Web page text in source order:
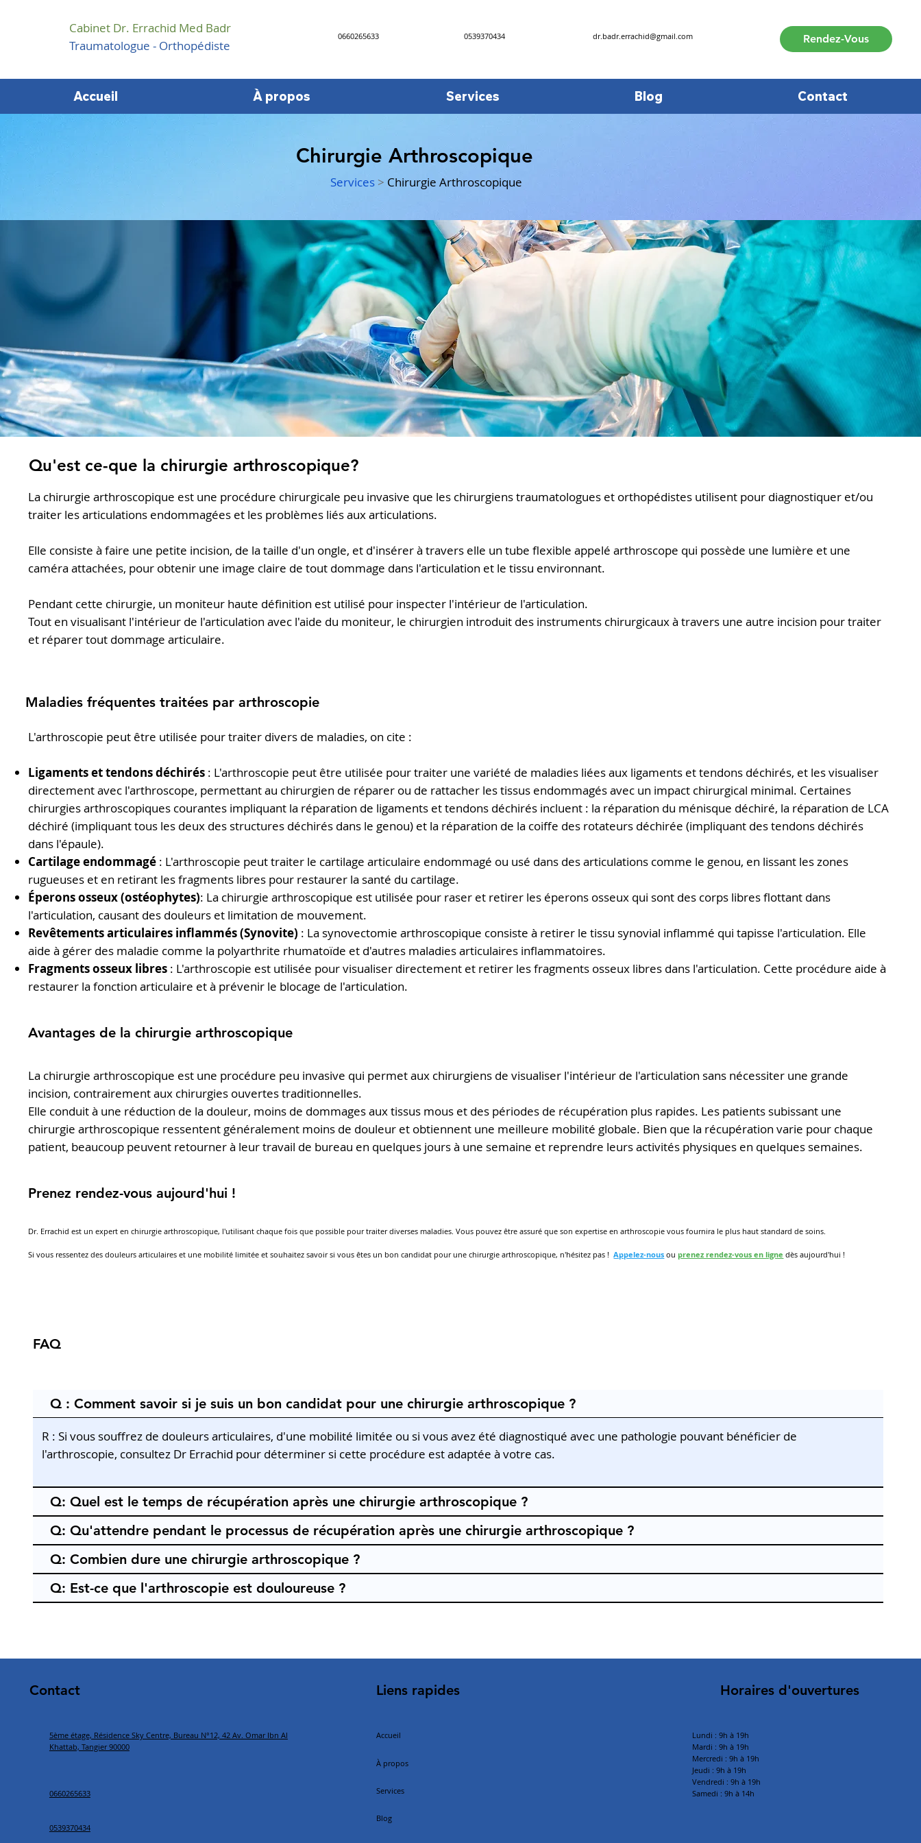
Cabinet Dr. Errachid Med Badr
Traumatologue - Orthopédiste
Accueil À propos Services Blog Contact
Rendez-Vous
0660265633 0539370434 dr.badr.errachid@gmail.com
Chirurgie Arthroscopique
Services > Chirurgie Arthroscopique
Qu'est ce-que la chirurgie arthroscopique?
La chirurgie arthroscopique est une procédure chirurgicale peu invasive que les chirurgiens traumatologues et orthopédistes utilisent pour diagnostiquer et/ou
traiter les articulations endommagées et les problèmes liés aux articulations.
Elle consiste à faire une petite incision, de la taille d'un ongle, et d'insérer à travers elle un tube flexible appelé arthroscope qui possède une lumière et une
caméra attachées, pour obtenir une image claire de tout dommage dans l'articulation et le tissu environnant.
Pendant cette chirurgie, un moniteur haute définition est utilisé pour inspecter l'intérieur de l'articulation.
Tout en visualisant l'intérieur de l'articulation avec l'aide du moniteur, le chirurgien introduit des instruments chirurgicaux à travers une autre incision pour traiter
et réparer tout dommage articulaire.
Maladies fréquentes traitées par arthroscopie
L'arthroscopie peut être utilisée pour traiter divers de maladies, on cite :
Ligaments et tendons déchirés : L'arthroscopie peut être utilisée pour traiter une variété de maladies liées aux ligaments et tendons déchirés, et les visualiser
directement avec l'arthroscope, permettant au chirurgien de réparer ou de rattacher les tissus endommagés avec un impact chirurgical minimal. Certaines
chirurgies arthroscopiques courantes impliquant la réparation de ligaments et tendons déchirés incluent : la réparation du ménisque déchiré, la réparation de LCA
déchiré (impliquant tous les deux des structures déchirés dans le genou) et la réparation de la coiffe des rotateurs déchirée (impliquant des tendons déchirés
dans l'épaule).
Cartilage endommagé : L'arthroscopie peut traiter le cartilage articulaire endommagé ou usé dans des articulations comme le genou, en lissant les zones
rugueuses et en retirant les fragments libres pour restaurer la santé du cartilage.
Éperons osseux (ostéophytes): La chirurgie arthroscopique est utilisée pour raser et retirer les éperons osseux qui sont des corps libres flottant dans
l'articulation, causant des douleurs et limitation de mouvement.
Revêtements articulaires inflammés (Synovite) : La synovectomie arthroscopique consiste à retirer le tissu synovial inflammé qui tapisse l'articulation. Elle
aide à gérer des maladie comme la polyarthrite rhumatoïde et d'autres maladies articulaires inflammatoires.
Fragments osseux libres : L'arthroscopie est utilisée pour visualiser directement et retirer les fragments osseux libres dans l'articulation. Cette procédure aide à
restaurer la fonction articulaire et à prévenir le blocage de l'articulation.
Avantages de la chirurgie arthroscopique
La chirurgie arthroscopique est une procédure peu invasive qui permet aux chirurgiens de visualiser l'intérieur de l'articulation sans nécessiter une grande
incision, contrairement aux chirurgies ouvertes traditionnelles.
Elle conduit à une réduction de la douleur, moins de dommages aux tissus mous et des périodes de récupération plus rapides. Les patients subissant une
chirurgie arthroscopique ressentent généralement moins de douleur et obtiennent une meilleure mobilité globale. Bien que la récupération varie pour chaque
patient, beaucoup peuvent retourner à leur travail de bureau en quelques jours à une semaine et reprendre leurs activités physiques en quelques semaines.
Prenez rendez-vous aujourd'hui !
Dr. Errachid est un expert en chirurgie arthroscopique, l'utilisant chaque fois que possible pour traiter diverses maladies. Vous pouvez être assuré que son expertise en arthroscopie vous fournira le plus haut standard de soins.
Si vous ressentez des douleurs articulaires et une mobilité limitée et souhaitez savoir si vous êtes un bon candidat pour une chirurgie arthroscopique, n'hésitez pas !Appelez-nous ouprenez rendez-vous en ligne dès aujourd'hui !
Q : Comment savoir si je suis un bon candidat pour une chirurgie arthroscopique ?
R : Si vous souffrez de douleurs articulaires, d'une mobilité limitée ou si vous avez été diagnostiqué avec une pathologie pouvant bénéficier de
l'arthroscopie, consultez Dr Errachid pour déterminer si cette procédure est adaptée à votre cas.
Q: Quel est le temps de récupération après une chirurgie arthroscopique ?
Q: Qu'attendre pendant le processus de récupération après une chirurgie arthroscopique ?
Q: Combien dure une chirurgie arthroscopique ?
Q: Est-ce que l'arthroscopie est douloureuse ?
FAQ
Contact Liens rapides Horaires d'ouvertures
5ème étage, Résidence Sky Centre, Bureau N°12, 42 Av. Omar Ibn Al
Khattab, Tangier 90000
0660265633
0539370434
Accueil
À propos
Services
Lundi : 9h à 19h
Mardi : 9h à 19h
Mercredi : 9h à 19h
Jeudi : 9h à 19h
Vendredi : 9h à 19h
Samedi : 9h à 14h
Blog